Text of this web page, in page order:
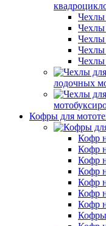
Чехлы
Чехлы
Чехлы
Чехлы
Чехлы
лодочных
Кофры для
Кофр
Кофр
Кофр
Кофр
Кофр
Кофр
Кофр
Кофры